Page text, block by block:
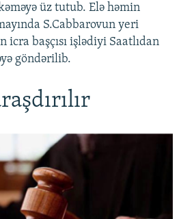
üz tutub. Elə həmin
S.Cabbarovun yeri
başçısı işlədiyi Saatlıdan
göndərilib.